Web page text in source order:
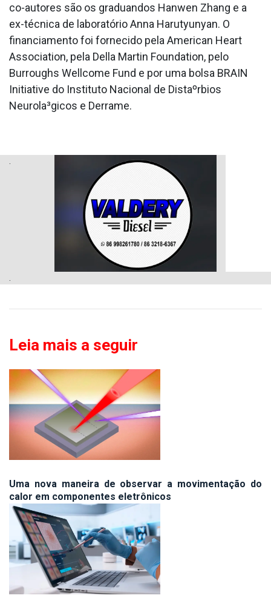
co-autores são os graduandos Hanwen Zhang e a
ex-técnica de laboratório Anna Harutyunyan. O
financiamento foi fornecido pela American Heart
Association, pela Della Martin Foundation, pelo
Burroughs Wellcome Fund e por uma bolsa BRAIN
Initiative do Instituto Nacional de Distaºrbios
Neurola³gicos e Derrame.
Leia mais a seguir
Uma nova maneira de observar a movimentação do
calor em componentes eletrônicos